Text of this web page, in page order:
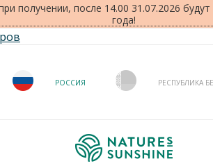
получении, после 14.00 31.07.2026
года!
РОССИЯ РЕСПУБЛИКА